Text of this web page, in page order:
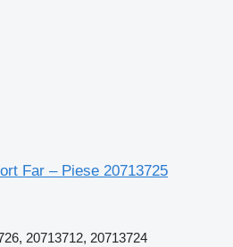
Far – Piese 20713725
20713712, 20713724